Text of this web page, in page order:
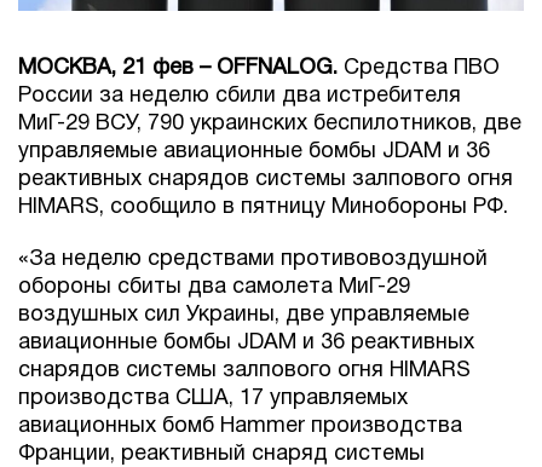
МОСКВА, 21 фев – OFFNALOG. Средства ПВО
России за неделю сбили два истребителя
МиГ-29 ВСУ, 790 украинских беспилотников, две
управляемые авиационные бомбы JDAM и 36
реактивных снарядов системы залпового огня
HIMARS, сообщило в пятницу Минобороны РФ.
«За неделю средствами противовоздушной
обороны сбиты два самолета МиГ-29
воздушных сил Украины, две управляемые
авиационные бомбы JDAM и 36 реактивных
снарядов системы залпового огня HIMARS
производства США, 17 управляемых
авиационных бомб Hammer производства
Франции, реактивный снаряд системы